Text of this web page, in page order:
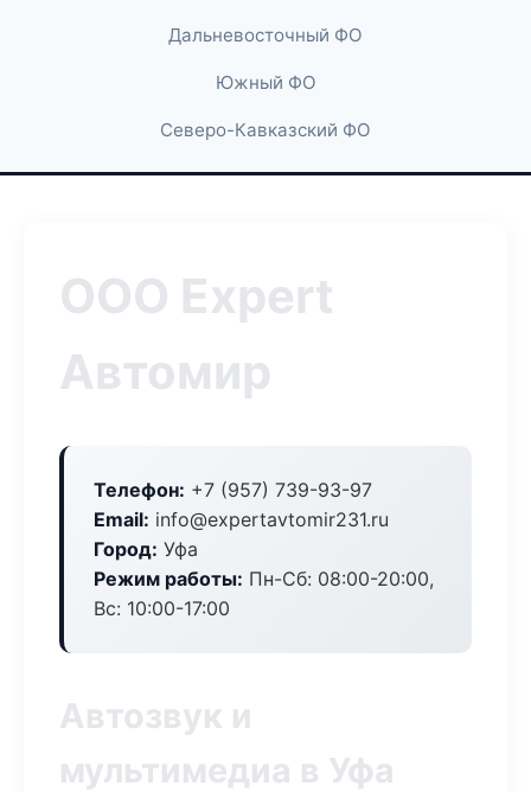
Дальневосточный ФО
Южный ФО
Северо-Кавказский ФО
ООО Expert
Автомир
Телефон: +7 (957) 739-93-97
Email: info@expertavtomir231.ru
Город: Уфа
Режим работы: Пн-Сб: 08:00-20:00,
Вс: 10:00-17:00
Автозвук и
мультимедиа в Уфа